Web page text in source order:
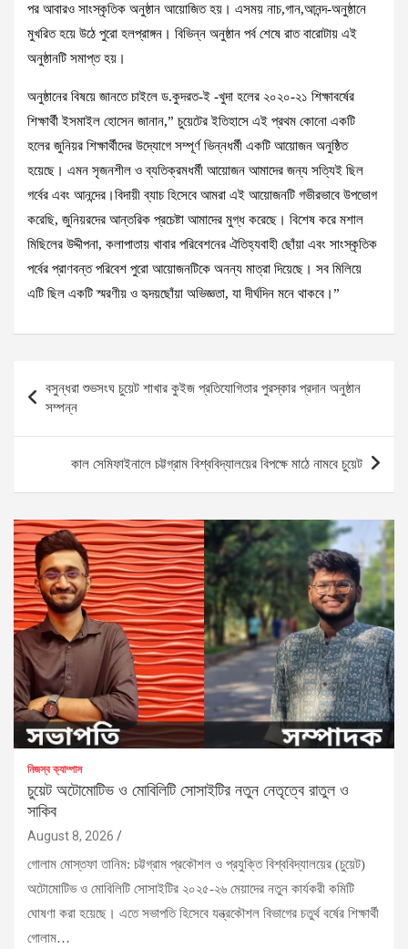
পর আবারও সাংস্কৃতিক অনুষ্ঠান আয়োজিত হয়। এসময় নাচ,গান,আনন্দ-অনুষ্ঠানে
মুখরিত হয়ে উঠে পুরো হলপ্রাঙ্গন। বিভিন্ন অনুষ্ঠান পর্ব শেষে রাত বারোটায় এই
অনুষ্ঠানটি সমাপ্ত হয়।
অনুষ্ঠানের বিষয়ে জানতে চাইলে ড.কুদরত-ই -খুদা হলের ২০২০-২১ শিক্ষাবর্ষের
শিক্ষার্থী ইসমাইল হোসেন জানান,” চুয়েটের ইতিহাসে এই প্রথম কোনো একটি
হলের জুনিয়র শিক্ষার্থীদের উদ্যোগে সম্পূর্ণ ভিন্নধর্মী একটি আয়োজন অনুষ্ঠিত
হয়েছে। এমন সৃজনশীল ও ব্যতিক্রমধর্মী আয়োজন আমাদের জন্য সত্যিই ছিল
গর্বের এবং আনন্দের।বিদায়ী ব্যাচ হিসেবে আমরা এই আয়োজনটি গভীরভাবে উপভোগ
করেছি, জুনিয়রদের আন্তরিক প্রচেষ্টা আমাদের মুগ্ধ করেছে। বিশেষ করে মশাল
মিছিলের উদ্দীপনা, কলাপাতায় খাবার পরিবেশনের ঐতিহ্যবাহী ছোঁয়া এবং সাংস্কৃতিক
পর্বের প্রাণবন্ত পরিবেশ পুরো আয়োজনটিকে অনন্য মাত্রা দিয়েছে। সব মিলিয়ে
এটি ছিল একটি স্মরণীয় ও হৃদয়ছোঁয়া অভিজ্ঞতা, যা দীর্ঘদিন মনে থাকবে।”
navigation
বসুন্ধরা শুভসংঘ চুয়েট শাখার কুইজ প্রতিযোগিতার পুরস্কার প্রদান অনুষ্ঠান
সম্পন্ন
কাল সেমিফাইনালে চট্টগ্রাম বিশ্ববিদ্যালয়ের বিপক্ষে মাঠে নামবে চুয়েট
নিজস্ব ক্যাম্পাস
চুয়েট অটোমোটিভ ও মোবিলিটি সোসাইটির নতুন নেতৃত্বে রাতুল ও
সাকিব
August 8, 2026
গোলাম মোস্তফা তানিম: চট্টগ্রাম প্রকৌশল ও প্রযুক্তি বিশ্ববিদ্যালয়ের (চুয়েট)
অটোমোটিভ ও মোবিলিটি সোসাইটির ২০২৫-২৬ মেয়াদের নতুন কার্যকরী কমিটি
ঘোষণা করা হয়েছে। এতে সভাপতি হিসেবে যন্ত্রকৌশল বিভাগের চতুর্থ বর্ষের শিক্ষার্থী
গোলাম…